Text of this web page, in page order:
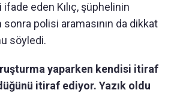
eden Kılıç, şüphelinin
polisi aramasının da dikkat
söyledi.
yaparken kendisi itiraf
itiraf ediyor. Yazık oldu